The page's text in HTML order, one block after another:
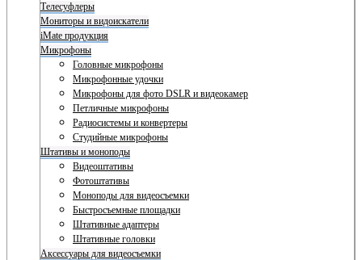
Телесуфлеры
Мониторы и видоискатели
iMate продукция
Микрофоны
Головные микрофоны
Микрофонные удочки
Микрофоны для фото DSLR и видеокамер
Петличные микрофоны
Радиосистемы и конвертеры
Студийные микрофоны
Штативы и моноподы
Видеоштативы
Фотоштативы
Моноподы для видеосъемки
Быстросъемные площадки
Штативные адаптеры
Штативные головки
Аксессуары для видеосъемки